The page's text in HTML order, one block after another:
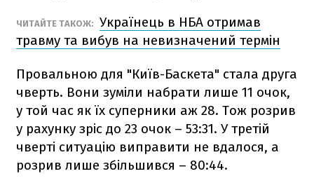
ЧИТАЙТЕ ТАКОЖ: Українець в НБА отримав
травму та вибув на невизначений термін
Провальною для "Київ-Баскета" стала друга
чверть. Вони зуміли набрати лише 11 очок,
у той час як їх суперники аж 28. Тож розрив
у рахунку зріс до 23 очок – 53:31. У третій
чверті ситуацію виправити не вдалося, а
розрив лише збільшився – 80:44.